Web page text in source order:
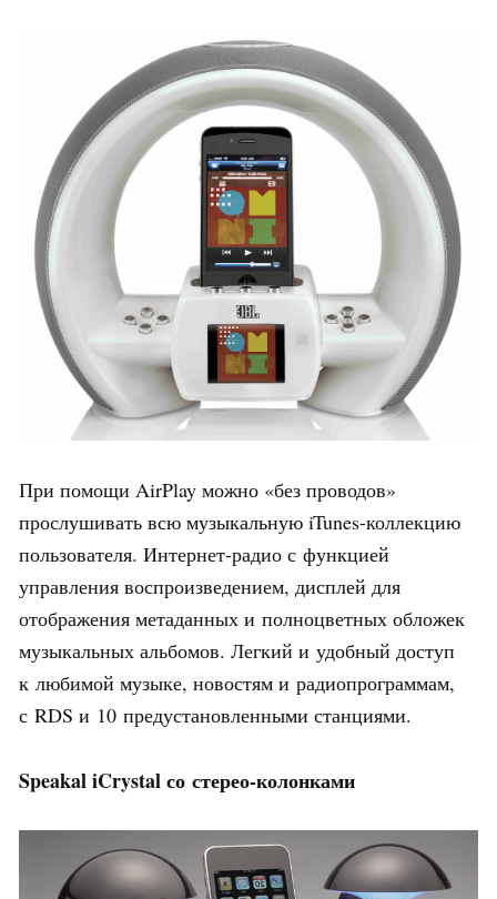
При помощи AirPlay можно «без проводов»
прослушивать всю музыкальную iTunes-коллекцию
пользователя. Интернет-радио с функцией
управления воспроизведением, дисплей для
отображения метаданных и полноцветных обложек
музыкальных альбомов. Легкий и удобный доступ
к любимой музыке, новостям и радиопрограммам,
с RDS и 10 предустановленными станциями.
Speakal iCrystal со стерео-колонками